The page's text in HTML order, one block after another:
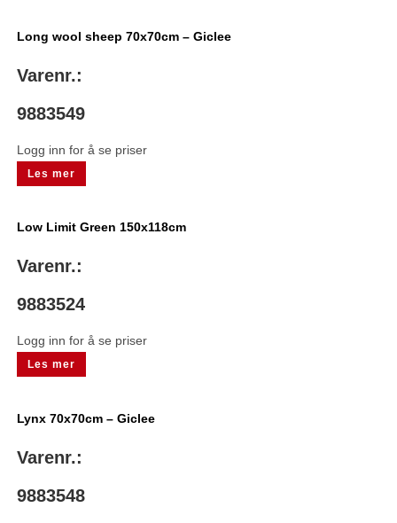
Long wool sheep 70x70cm – Giclee
Varenr.:
9883549
Logg inn for å se priser
Les mer
Low Limit Green 150x118cm
Varenr.:
9883524
Logg inn for å se priser
Les mer
Lynx 70x70cm – Giclee
Varenr.:
9883548